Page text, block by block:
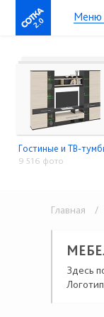
2.0 Меню
Гостиные и ТВ-
9 516 фото
Главная /
Здесь